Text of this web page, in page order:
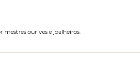
ourives e joalheiros.